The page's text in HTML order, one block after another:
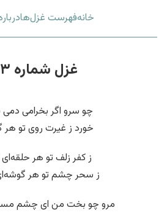
خانهفهرست غزل‌ها
غزل شماره ۴۴۳
چو سرو اگر بخرامی دمی
خورد ز غیرت روی تو هر
ز کفر زلف تو هر
ز سحر چشم تو هر
مرو چو بخت من ای چشم